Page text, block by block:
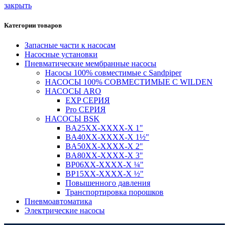
закрыть
Категории товаров
Запасные части к насосам
Насосные установки
Пневматические мембранные насосы
Насосы 100% совместимые с Sandpiper
НАСОСЫ 100% СОВМЕСТИМЫЕ С WILDEN
НАСОСЫ ARO
EXP СЕРИЯ
Pro СЕРИЯ
НАСОСЫ BSK
BA25XX-XXXX-X 1"
BA40XX-XXXX-X 1½"
BA50XX-XXXX-X 2"
BA80XX-XXXX-X 3"
BP06XX-XXXX-X ¼"
BP15XX-XXXX-X ½"
Повышенного давления
Транспортировка порошков
Пневмоавтоматика
Электрические насосы